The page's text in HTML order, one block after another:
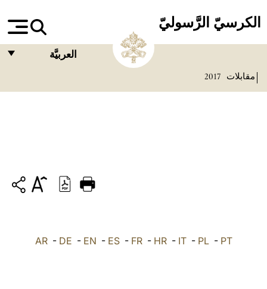
الكرسيّ الرَّسوليّ
العربيَّة
DEUTSCH
العربيّة
مقابلات 2017
AR- DE - EN - ES- FR- HR- IT- PL- PT